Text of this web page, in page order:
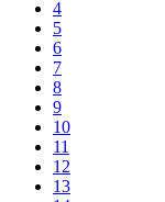
4
5
6
7
8
9
10
11
12
13